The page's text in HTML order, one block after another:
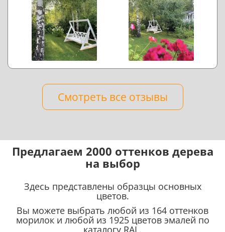
Смотреть все отзывы
Предлагаем 2000 оттенков дерева
на выбор
Здесь представлены образцы основных
цветов.
Вы можете выбрать любой из 164 оттенков
морилок и любой из 1925 цветов эмалей по